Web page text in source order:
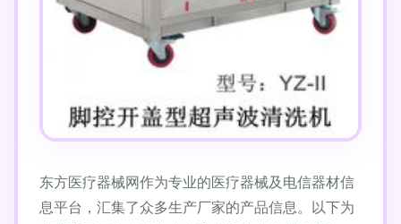
东方医疗器械网作为专业的医疗器械及电信器材信
息平台，汇集了众多生产厂家的产品信息。以下为